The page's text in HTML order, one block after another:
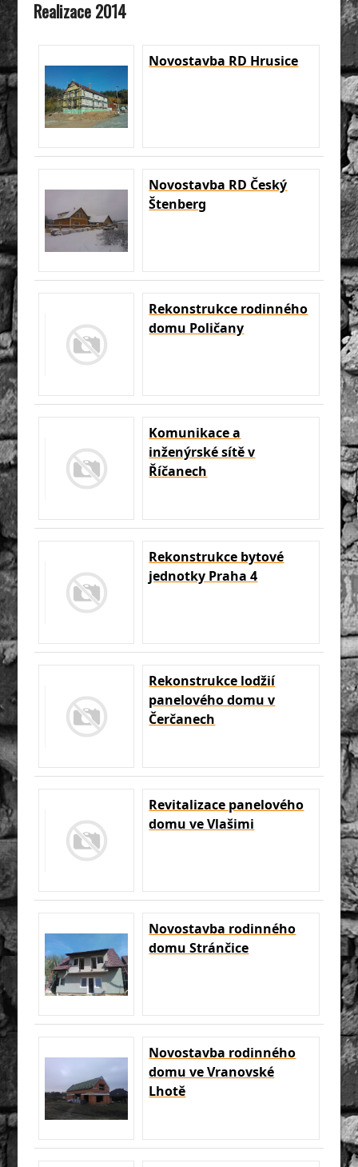
Realizace 2014
Novostavba RD Hrusice
Novostavba RD Český
Štenberg
Rekonstrukce rodinného
domu Poličany
Komunikace a
inženýrské sítě v
Říčanech
Rekonstrukce bytové
jednotky Praha 4
Rekonstrukce lodžií
panelového domu v
Čerčanech
Revitalizace panelového
domu ve Vlašimi
Novostavba rodinného
domu Stránčice
Novostavba rodinného
domu ve Vranovské
Lhotě